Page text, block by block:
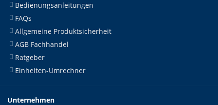
Bedienungsanleitungen
FAQs
Allgemeine Produktsicherheit
AGB Fachhandel
Ratgeber
Einheiten-Umrechner
Unternehmen